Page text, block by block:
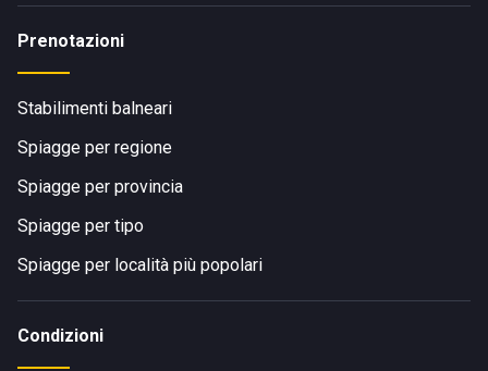
Prenotazioni
Stabilimenti balneari
Spiagge per regione
Spiagge per provincia
Spiagge per tipo
Spiagge per località più popolari
Condizioni